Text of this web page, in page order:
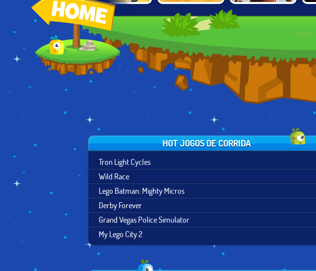
DIRT BIKE
EXTREME
MADMEN RACING MOTO X3M
HOT JOGOS DE CORRIDA
Tron Light Cycles
Wild Race
Lego Batman: Mighty Micros
Derby Forever
Grand Vegas Police Simulator
My Lego City 2